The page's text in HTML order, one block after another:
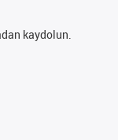
kaydolun.